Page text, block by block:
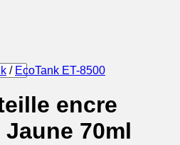
/ EcoTank ET-8500
encre
70ml